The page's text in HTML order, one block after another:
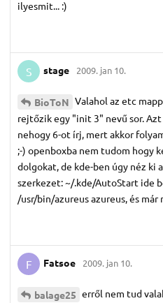
ilyesmit... :)
S stage 2009. jan 10.
BioToN Valahol az etc
rejtőzik egy "init 3" nevű sor.
nehogy 6-ot írj, mert akkor
;-) openboxba nem tudom hogy
dolgokat, de kde-ben úgy néz ki
szerkezet: ~/.kde/AutoStart ide
/usr/bin/azureus azureus, és már
F Fatsoe 2009. jan 10.
balage25 erről nem tud